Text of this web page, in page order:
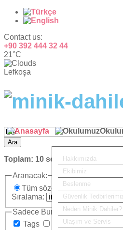
Contact us:
+90 392 444 32 44
21°C
Lefkoşa
Hakkımızda
Ekibimiz
Beslenme
Güvenlik
Neden Minik Dahiler?
Ulaşım ve Servis
Ara
Toplam: 10 sonuç bulundu.
Aranacak:
Tüm sözcükler
Herhangi
Sıralama:
Sadece Burada Ara:
Tags
Kategoriler